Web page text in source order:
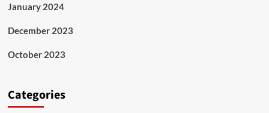
January 2024
December 2023
October 2023
Categories